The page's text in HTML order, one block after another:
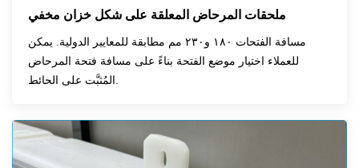
ملحقات المرحاض المعلقة على شكل خزان مخفي
مسافة الفتحات ١٨٠ و٢٣٠ مم مطابقة للمعايير الدولية. يمكن
للعملاء اختيار موضع الفتحة بناءً على مسافة فتحة المرحاض